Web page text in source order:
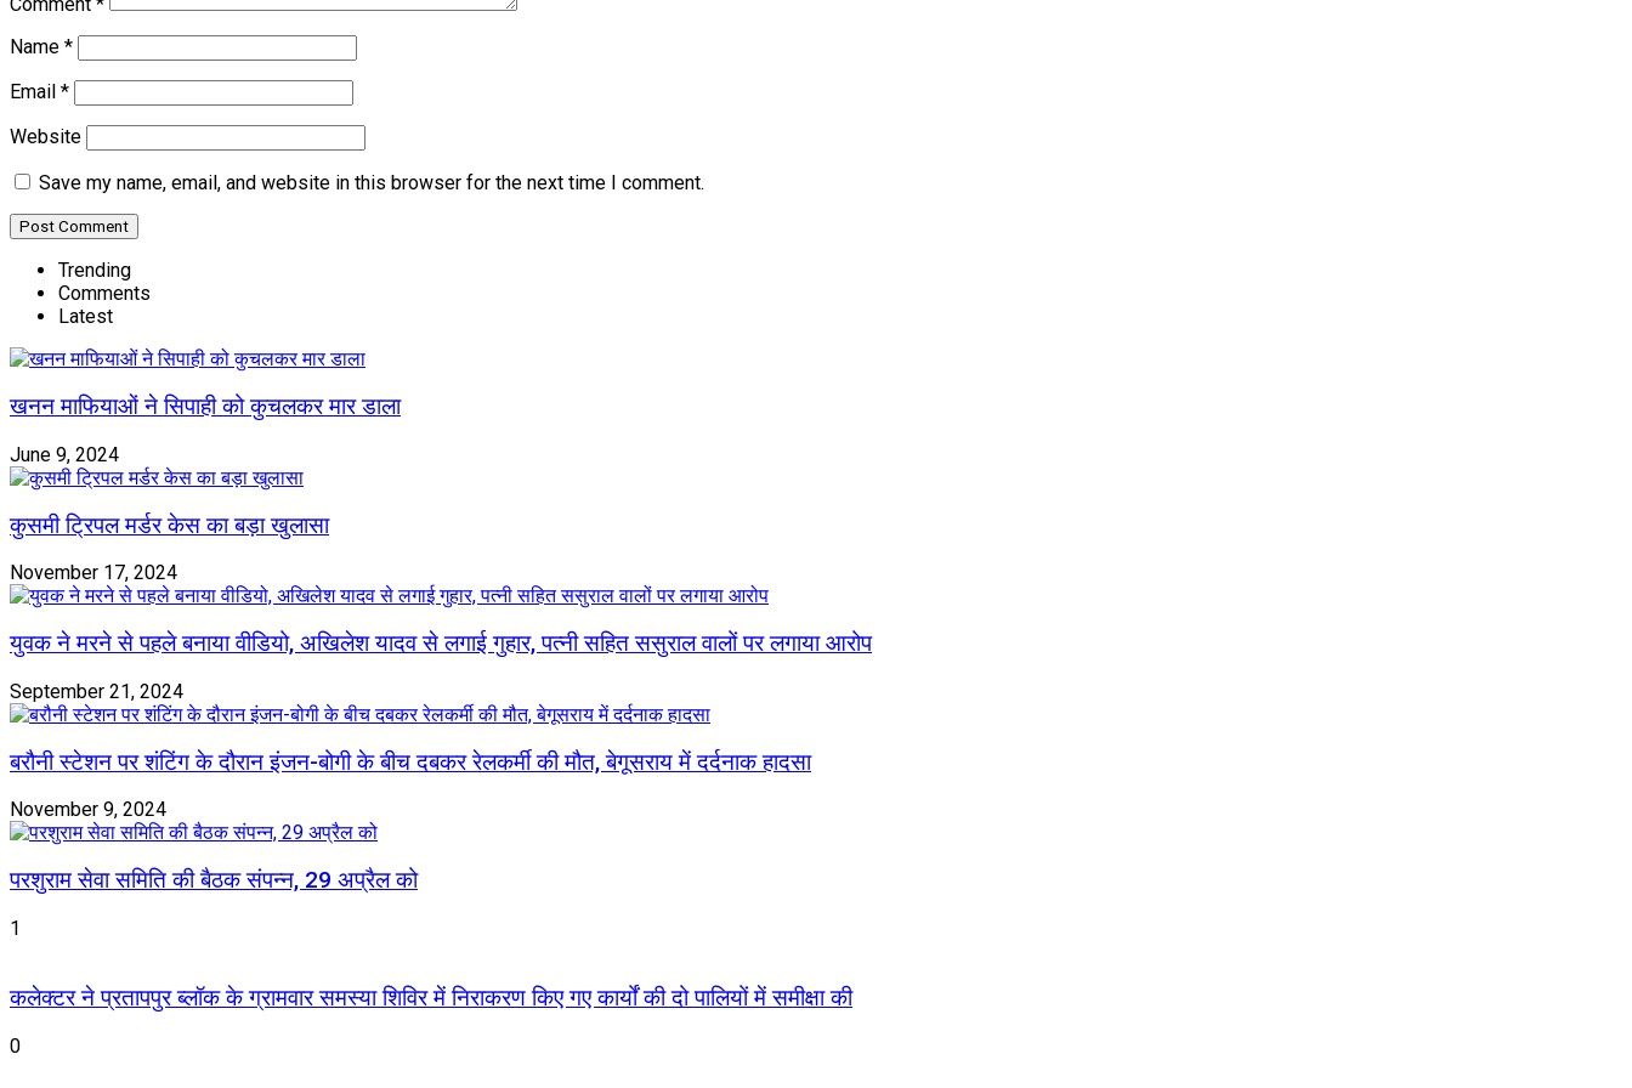
Comment *
Name *
Email *
Website
Save my name, email, and website in this browser for the next time I comment.
Trending
Comments
Latest
खनन माफियाओं ने सिपाही को कुचलकर मार डाला
June 9, 2024
कुसमी ट्रिपल मर्डर केस का बड़ा खुलासा
November 17, 2024
युवक ने मरने से पहले बनाया वीडियो, अखिलेश यादव से लगाई गुहार, पत्नी सहित ससुराल वालों पर लगाया आरोप
September 21, 2024
बरौनी स्टेशन पर शंटिंग के दौरान इंजन-बोगी के बीच दबकर रेलकर्मी की मौत, बेगूसराय में दर्दनाक हादसा
November 9, 2024
परशुराम सेवा समिति की बैठक संपन्न, 29 अप्रैल को
1
कलेक्टर ने प्रतापपुर ब्लॉक के ग्रामवार समस्या शिविर में निराकरण किए गए कार्यों की दो पालियों में समीक्षा की
0